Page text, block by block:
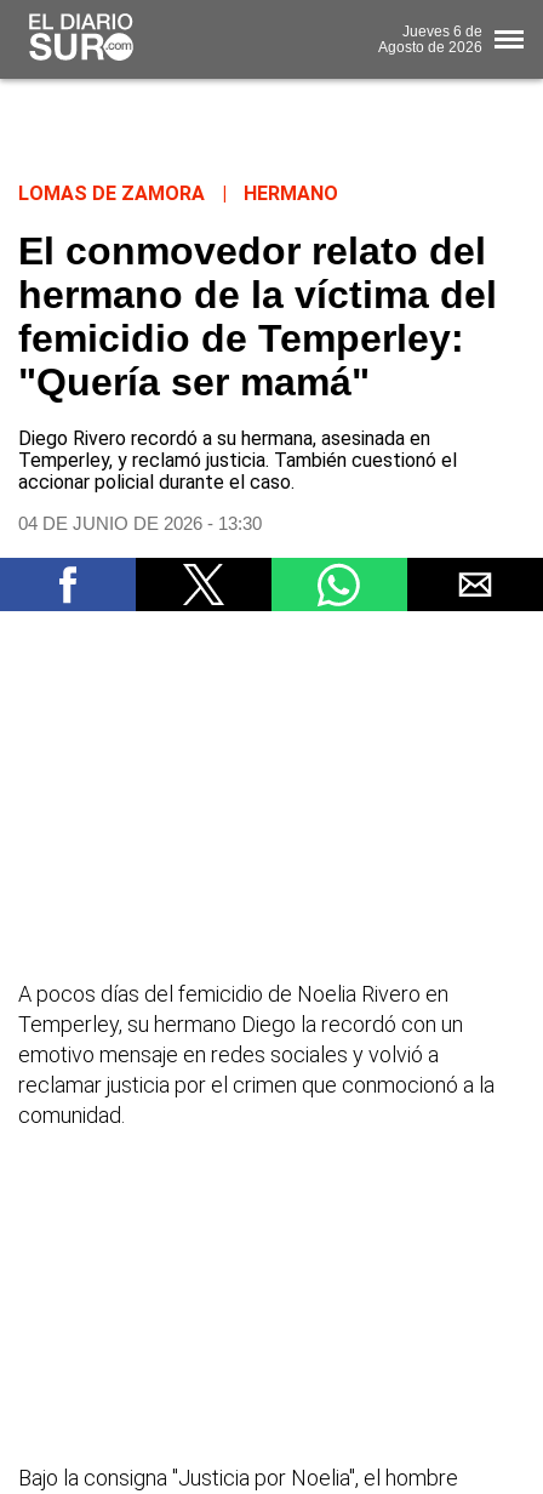
Jueves 6 de
Agosto de 2026
LOMAS DE ZAMORA HERMANO
El conmovedor relato del
hermano de la víctima del
femicidio de Temperley:
"Quería ser mamá"
Diego Rivero recordó a su hermana, asesinada en
Temperley, y reclamó justicia. También cuestionó el
accionar policial durante el caso.
04 DE JUNIO DE 2026 - 13:30
A pocos días del femicidio de Noelia Rivero en
Temperley, su hermano Diego la recordó con un
emotivo mensaje en redes sociales y volvió a
reclamar justicia por el crimen que conmocionó a la
comunidad.
Bajo la consigna "Justicia por Noelia", el hombre